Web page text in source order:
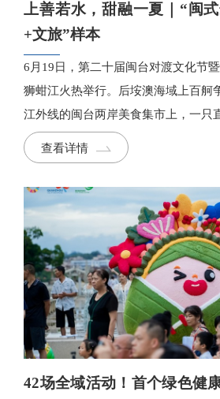
上善若水，甜融一夏｜“闽
+文旅”样本
6月19日，第二十届闽台对渡文化节
狮蚶江火热举行。后垵澳海域上百舸
江外线的闽台两岸美食集市上，一只
汤碗前，队伍蜿蜒排成长龙。“泉州菜
品牌专场直播在此同期举行。
查看详情
42场全域活动！首个绿色健